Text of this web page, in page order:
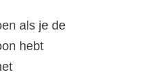
als je de
hebt